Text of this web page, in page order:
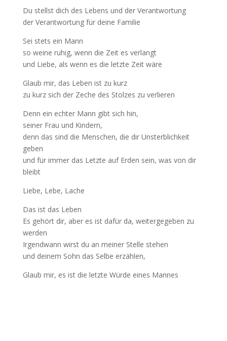
Du stellst dich des Lebens und der Verantwortung
der Verantwortung für deine Familie
Sei stets ein Mann
so weine ruhig, wenn die Zeit es verlangt
und Liebe, als wenn es die letzte Zeit wäre
Glaub mir, das Leben ist zu kurz
zu kurz sich der Zeche des Stolzes zu verlieren
Denn ein echter Mann gibt sich hin,
seiner Frau und Kindern,
denn das sind die Menschen, die dir Unsterblichkeit
geben
und für immer das Letzte auf Erden sein, was von dir
bleibt
Liebe, Lebe, Lache
Das ist das Leben
Es gehört dir, aber es ist dafür da, weitergegeben zu
werden
Irgendwann wirst du an meiner Stelle stehen
und deinem Sohn das Selbe erzählen,
Glaub mir, es ist die letzte Würde eines Mannes